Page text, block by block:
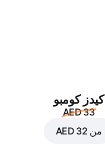
كيدز كومبو
AED 33
من AED 32